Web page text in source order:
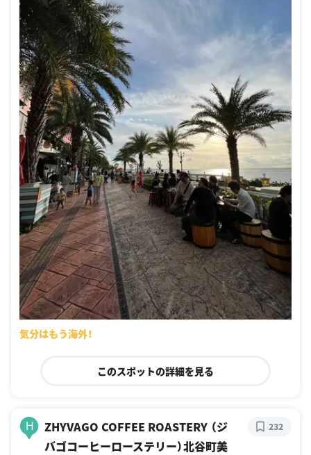
気分はもう海外！
このスポットの詳細を見る
H
ZHYVAGO COFFEE ROASTERY （ジ
バゴコーヒーローステリー）北谷町美
232